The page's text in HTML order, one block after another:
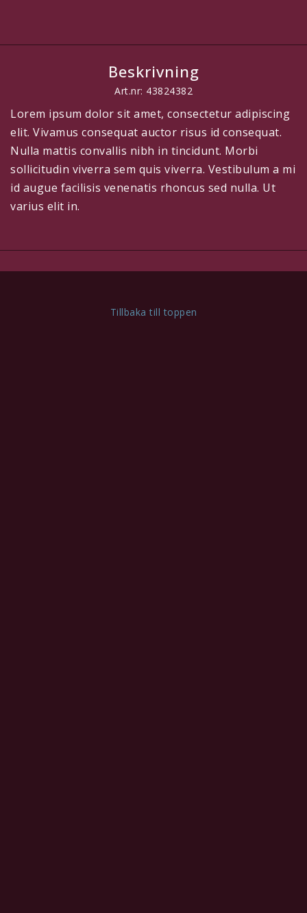
Beskrivning
Art.nr: 43824382
Lorem ipsum dolor sit amet, consectetur adipiscing
elit. Vivamus consequat auctor risus id consequat.
Nulla mattis convallis nibh in tincidunt. Morbi
sollicitudin viverra sem quis viverra. Vestibulum a mi
id augue facilisis venenatis rhoncus sed nulla. Ut
varius elit in.
Tillbaka till toppen